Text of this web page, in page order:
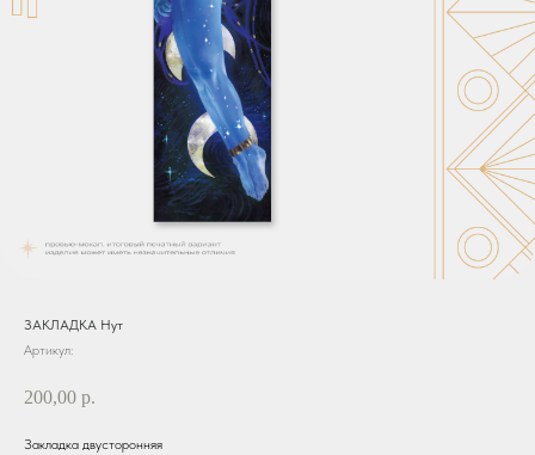
ЗАКЛАДКА Нут
Артикул:
200,00 р.
Закладка двусторонняя